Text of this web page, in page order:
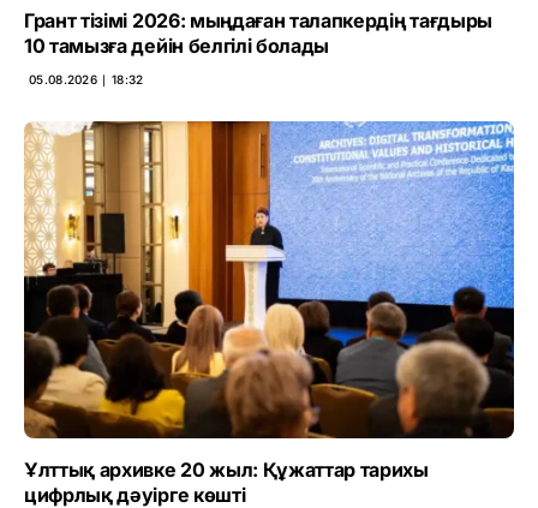
Грант тізімі 2026: мыңдаған талапкердің тағдыры
10 тамызға дейін белгілі болады
05.08.2026 ∣ 18:32
Ұлттық архивке 20 жыл: Құжаттар тарихы
цифрлық дәуірге көшті